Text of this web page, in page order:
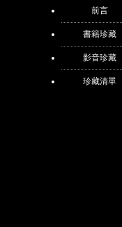
前言
書籍珍藏
影音珍藏
珍藏清單